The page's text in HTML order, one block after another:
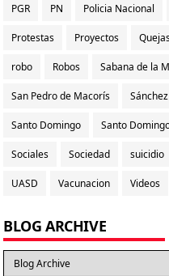
PGR PN Policia Nacional
Protestas Proyectos
robo Robos Sabana de la
San Pedro de Macorís
Santo Domingo Santo
Sociales Sociedad suicidio
UASD Vacunacion Videos
BLOG ARCHIVE